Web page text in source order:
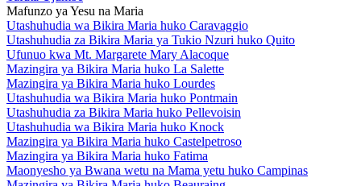
Mafunzo ya Yesu na Maria
Utashuhudia wa Bikira Maria huko Caravaggio
Utashuhudia za Bikira Maria ya Tukio Nzuri huko Quito
Ufunuo kwa Mt. Margarete Mary Alacoque
Mazingira ya Bikira Maria huko La Salette
Mazingira ya Bikira Maria huko Lourdes
Utashuhudia wa Bikira Maria huko Pontmain
Utashuhudia za Bikira Maria huko Pellevoisin
Utashuhudia wa Bikira Maria huko Knock
Mazingira ya Bikira Maria huko Castelpetroso
Mazingira ya Bikira Maria huko Fatima
Maonyesho ya Bwana wetu na Mama yetu huko Campinas